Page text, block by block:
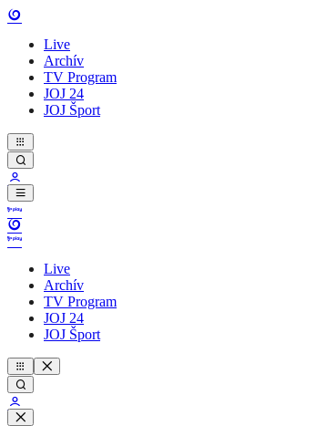
Live
Archív
TV Program
JOJ 24
JOJ Šport
Live
Archív
TV Program
JOJ 24
JOJ Šport